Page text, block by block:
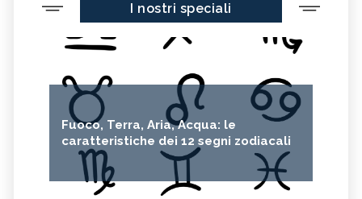
I nostri speciali
Fuoco, Terra, Aria, Acqua: le
caratteristiche dei 12 segni zodiacali